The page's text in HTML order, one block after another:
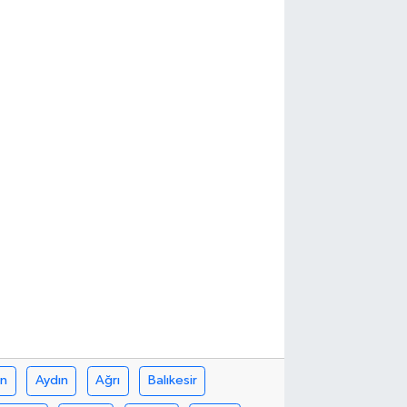
Aydın Ağrı Balıkesir